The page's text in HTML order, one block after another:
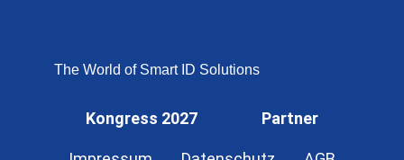
The World of Smart ID Solutions
Kongress 2027 Partner